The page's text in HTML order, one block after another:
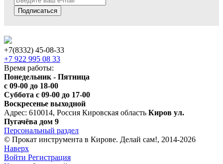
Подписаться
+7(8332) 45-08-33
+7 922 995 08 33
Время работы:
Понедельник - Пятница
с 09-00 до 18-00
Суббота с 09-00 до 17-00
Воскресенье выходной
Адрес: 610014, Россия Кировская область Киров ул.
Пугачёва дом 9
Персональный раздел
© Прокат инструмента в Кирове. Делай сам!, 2014-2026
Наверх
Войти Регистрация